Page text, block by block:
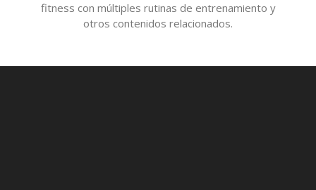
fitness con múltiples rutinas de entrenamiento y
otros contenidos relacionados.